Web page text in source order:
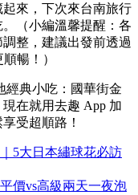
來，下次來台南旅行
（小編溫馨提醒：各
整，建議出發前透過
暢！）
經典小吃：國華街金
在就用去趣 App 加
受超順路！
5大日本繡球花必訪
價vs高級兩天一夜泡